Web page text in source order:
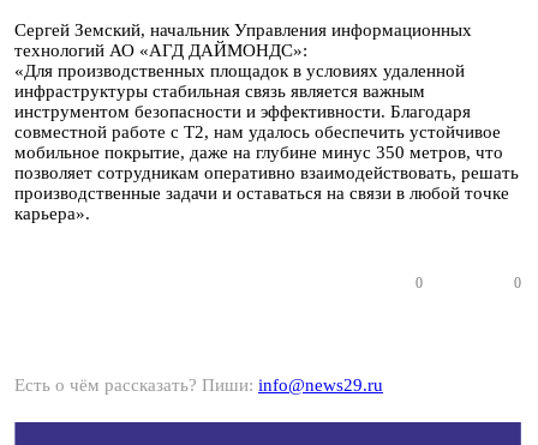
Сергей Земский, начальник Управления информационных
технологий АО «АГД ДАЙМОНДС»:
«Для производственных площадок в условиях удаленной
инфраструктуры стабильная связь является важным
инструментом безопасности и эффективности. Благодаря
совместной работе с Т2, нам удалось обеспечить устойчивое
мобильное покрытие, даже на глубине минус 350 метров, что
позволяет сотрудникам оперативно взаимодействовать, решать
производственные задачи и оставаться на связи в любой точке
карьера».
0 0
Есть о чём рассказать? Пиши: info@news29.ru